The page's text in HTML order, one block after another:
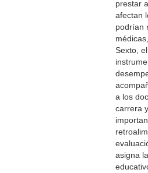
prestar
afectan
podrían
Sexto,
a los
carrera
asigna